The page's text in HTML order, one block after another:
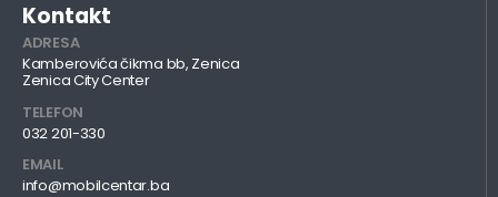
Kontakt
ADRESA
Kamberovića čikma bb, Zenica
Zenica City Center
TELEFON
032 201-330
EMAIL
info@mobilcentar.ba